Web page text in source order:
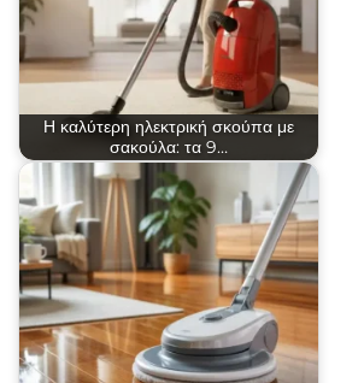
Η καλύτερη ηλεκτρική σκούπα με
σακούλα: τα 9…